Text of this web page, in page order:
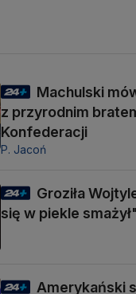
Machulski
z przyrodnim
Konfederacji
P. Jacoń
Groziła
się w piekle smażył"
Amerykański